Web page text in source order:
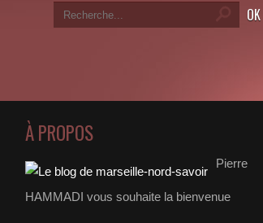
À PROPOS
Pierre
HAMMADI vous souhaite la bienvenue